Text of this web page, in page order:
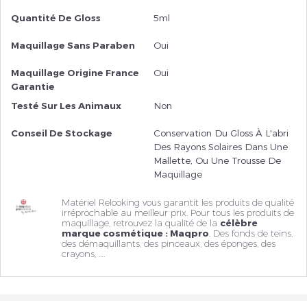
Quantité De Gloss 5ml
Maquillage Sans Paraben Oui
Maquillage Origine France
Garantie
Oui
Testé Sur Les Animaux Non
Conseil De Stockage
Conservation Du Gloss À L'abri
Des Rayons Solaires Dans Une
Mallette, Ou Une Trousse De
Maquillage
Matériel Relooking vous garantit les produits de qualité
irréprochable au meilleur prix. Pour tous les produits de
maquillage, retrouvez la qualité de la célèbre
marque cosmétique : Maqpro . Des fonds de teins,
desdémaquillants , des pinceaux, des éponges, des
crayons, ….